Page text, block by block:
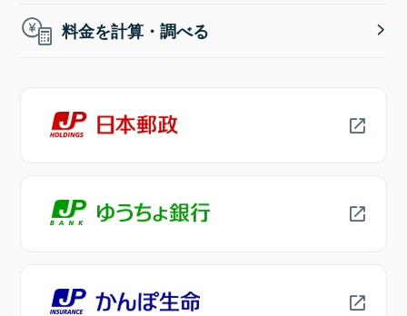
料金を計算・調べる